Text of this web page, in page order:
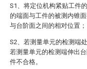
S1、将定位机构紧贴工件
的端面与工件的被测内锥
与台阶面之间的相对位置；
S2、若测量单元的检测端
若测量单元的检测端伸出
件不合格。